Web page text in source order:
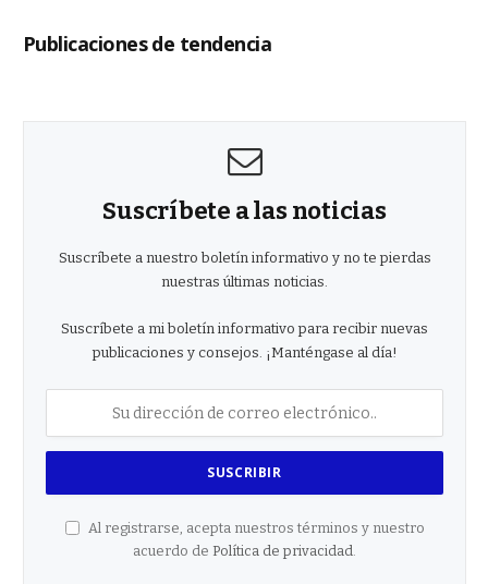
Publicaciones de tendencia
Suscríbete a las noticias
Suscríbete a nuestro boletín informativo y no te pierdas
nuestras últimas noticias.
Suscríbete a mi boletín informativo para recibir nuevas
publicaciones y consejos. ¡Manténgase al día!
Al registrarse, acepta nuestros términos y nuestro
acuerdo de Política de privacidad.